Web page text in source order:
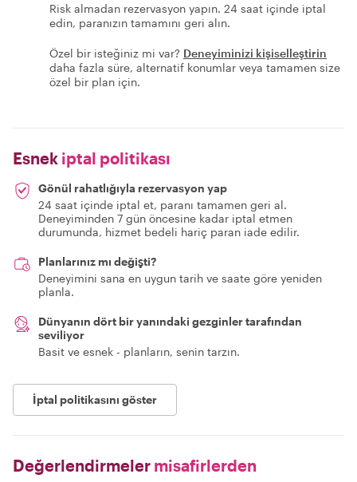
Risk almadan rezervasyon yapın. 24 saat içinde iptal
edin, paranızın tamamını geri alın.
Özel bir isteğiniz mi var? Deneyiminizi kişiselleştirin
daha fazla süre, alternatif konumlar veya tamamen size
özel bir plan için.
Esnek iptal politikası
Gönül rahatlığıyla rezervasyon yap
24 saat içinde iptal et, paranı tamamen geri al.
Deneyiminden 7 gün öncesine kadar iptal etmen
durumunda, hizmet bedeli hariç paran iade edilir.
Planlarınız mı değişti?
Deneyimini sana en uygun tarih ve saate göre yeniden
planla.
Dünyanın dört bir yanındaki gezginler tarafından
seviliyor
Basit ve esnek - planların, senin tarzın.
İptal politikasını göster
Değerlendirmeler misafirlerden